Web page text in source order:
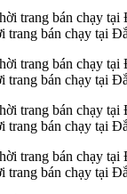
trang bán chạy tại
trang bán chạy tại
trang bán chạy tại
trang bán chạy tại